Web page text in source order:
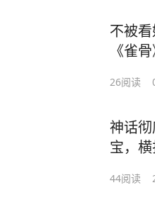
不被
《雀
26阅读
神话
宝，横
44阅读